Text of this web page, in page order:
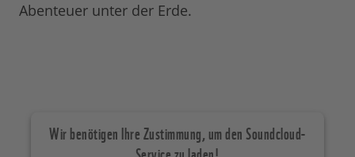
Abenteuer unter der Erde.
Wir benötigen Ihre Zustimmung, um den Soundcloud-